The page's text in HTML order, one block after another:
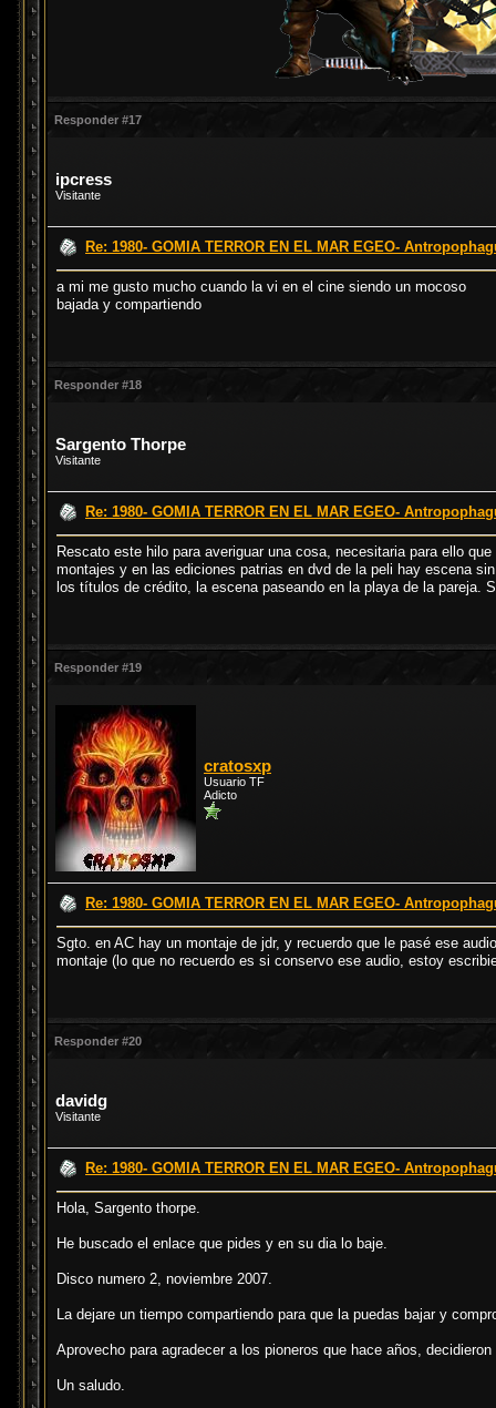
Responder #17
ipcress
Visitante
Re: 1980- GOMIA TERROR EN EL MAR EGEO-
a mi me gusto mucho cuando la vi en el cine siendo un mocoso
bajada y compartiendo
Responder #18
Sargento Thorpe
Visitante
Re: 1980- GOMIA TERROR EN EL MAR EGEO-
Rescato este hilo para averiguar una cosa, necesitaria para ello
montajes y en las ediciones patrias en dvd de la peli hay escena
los títulos de crédito, la escena paseando en la playa de la pareja.
Responder #19
cratosxp
Usuario TF
Adicto
Re: 1980- GOMIA TERROR EN EL MAR EGEO-
Sgto. en AC hay un montaje de jdr, y recuerdo que le pasé ese
montaje (lo que no recuerdo es si conservo ese audio, estoy
Responder #20
davidg
Visitante
Re: 1980- GOMIA TERROR EN EL MAR EGEO-
Hola, Sargento thorpe.
He buscado el enlace que pides y en su dia lo baje.
Disco numero 2, noviembre 2007.
La dejare un tiempo compartiendo para que la puedas bajar y
Aprovecho para agradecer a los pioneros que hace años,
Un saludo.